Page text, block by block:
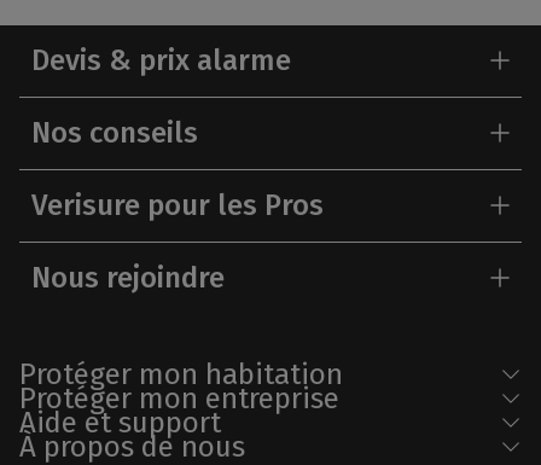
Devis & prix alarme
Nos conseils
Verisure pour les Pros
Nous rejoindre
Protéger mon habitation
Protéger mon entreprise
Aide et support
À propos de nous